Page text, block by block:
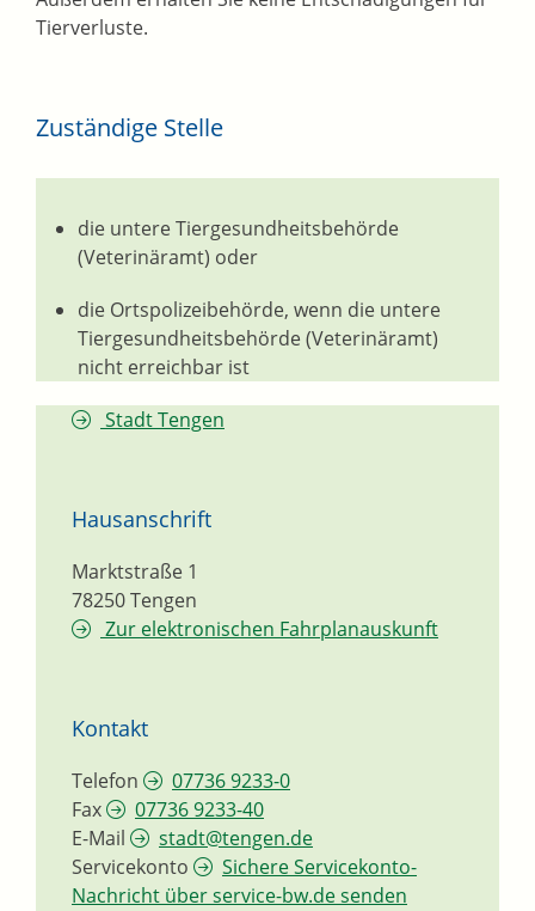
Tierverluste.
Zuständige Stelle
die untere Tiergesundheitsbehörde
(Veterinäramt) oder
die Ortspolizeibehörde, wenn die untere
Tiergesundheitsbehörde (Veterinäramt)
nicht erreichbar ist
Stadt Tengen
Hausanschrift
Marktstraße 1
78250Tengen
Zur elektronischen Fahrplanauskunft
Kontakt
Telefon
07736 9233-0
Fax
07736 9233-40
E-Mail
stadt@tengen.de
Servicekonto
Sichere Servicekonto-
Nachricht über service-bw.de senden